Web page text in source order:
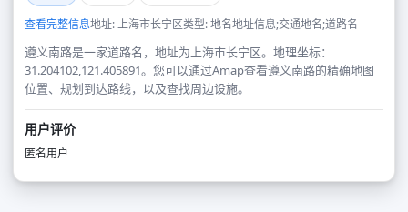
查看完整信息地址: 上海市长宁区类型: 地名地址信息;交通地名;道路名
遵义南路是一家道路名，地址为上海市长宁区。地理坐标：
31.204102,121.405891。您可以通过Amap查看遵义南路的精确地图
位置、规划到达路线，以及查找周边设施。
用户评价
匿名用户